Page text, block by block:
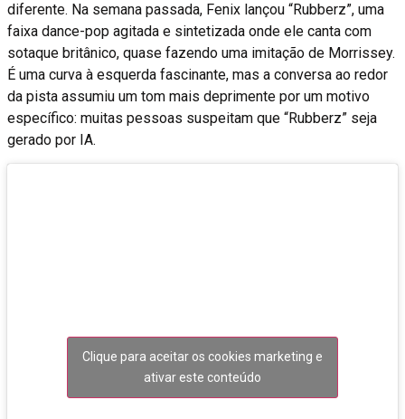
diferente. Na semana passada, Fenix ​​​​lançou “Rubberz”, uma
faixa dance-pop agitada e sintetizada onde ele canta com
sotaque britânico, quase fazendo uma imitação de Morrissey.
É uma curva à esquerda fascinante, mas a conversa ao redor
da pista assumiu um tom mais deprimente por um motivo
específico: muitas pessoas suspeitam que “Rubberz” seja
gerado por IA.
Clique para aceitar os cookies marketing e
ativar este conteúdo